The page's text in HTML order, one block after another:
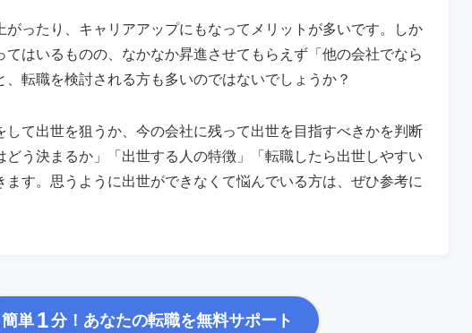
がったり、キャリアアップにもなってメリットが多いです。しか
てはいるものの、なかなか昇進させてもらえず「他の会社でなら
、転職を検討される方も多いのではないでしょうか？
して出世を狙うか、今の会社に残って出世を目指すべきかを判断
どう決まるか」「出世する人の特徴」「転職したら出世しやすい
ます。思うように出世ができなくて悩んでいる方は、ぜひ参考に
簡単 1分！あなたの転職を無料サポート